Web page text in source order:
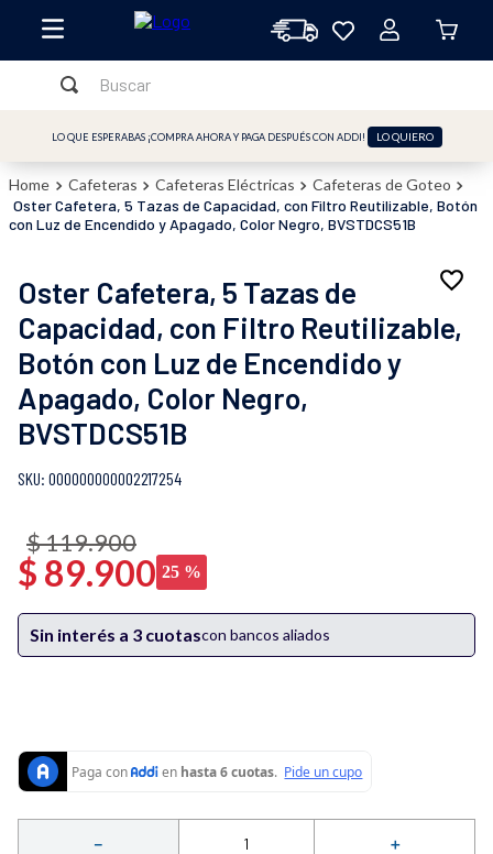
Buscar
LO QUE ESPERABAS ¡COMPRA AHORA Y PAGA DESPUÉS CON ADDI! LO QUIERO
Cafeteras Cafeteras Eléctricas
Cafeteras de Goteo
Oster Cafetera, 5 Tazas de Capacidad, con Filtro Reutilizable, Botón
con Luz de Encendido y Apagado, Color Negro, BVSTDCS51B
Oster Cafetera, 5 Tazas de
Capacidad, con Filtro Reutilizable,
Botón con Luz de Encendido y
Apagado, Color Negro,
BVSTDCS51B
: 000000000002217254
$ 89.900
$119.900
25 %
Sin interés a 3 cuotascon bancos aliados
＋
－
TÉRMINOS MÁS BUSCADOS
2.
freidora
.
sandwichera
.
freidora aire
plancha
vaso
.
horno